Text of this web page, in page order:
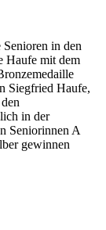
in den
Haufe mit dem
Siegfried Haufe,
in der
Seniorinnen A
gewinnen